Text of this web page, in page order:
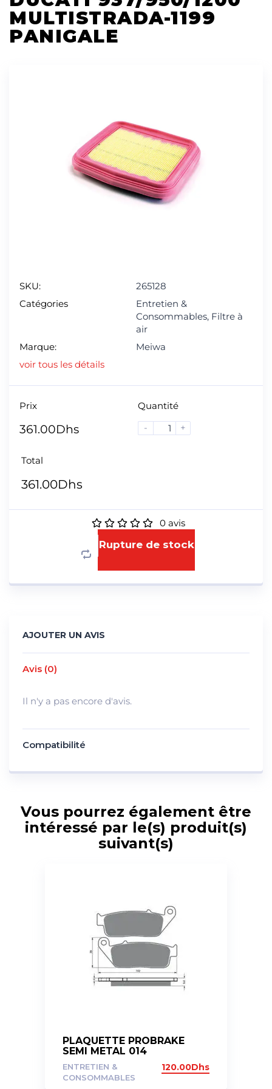
MULTISTRADA-1199
PANIGALE
SKU:
265128
Catégories
Entretien &
Consommables, Filtre à
air
Marque:
Meiwa
voir tous les détails
Prix
361.00Dhs
Quantité
-
+
Total
361.00Dhs
0avis
Rupture de stock
AJOUTER UN AVIS
Avis (0)
Il n'y a pas encore d'avis.
Compatibilité
Vous pourrez également être
intéressé par le(s) produit(s)
suivant(s)
PLAQUETTE PROBRAKE
SEMI METAL 014
ENTRETIEN &
CONSOMMABLES
120.00Dhs